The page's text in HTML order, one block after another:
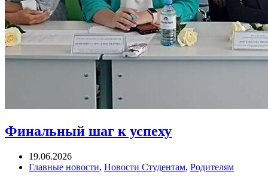
Финальный шаг к успеху
19.06.2026
Главные новости, Новости Студентам, Родителям